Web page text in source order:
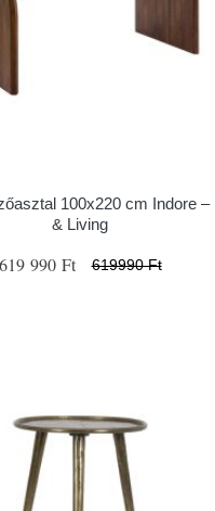
100x220 cm Indore –
& Living
619 990 Ft 619990 Ft